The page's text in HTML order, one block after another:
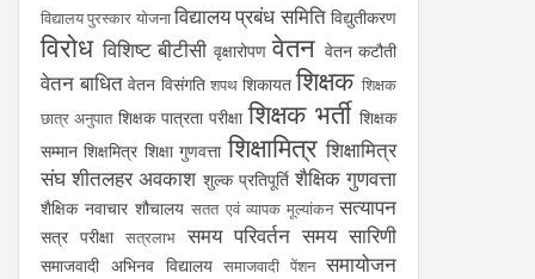
विद्यालय पुरस्कार योजनाविद्यालय प्रबंध समिति विद्युतीकरण
विरोध विशिष्ट बीटीसी वृक्षारोपण वेतन वेतन कटौती
वेतन बाधित वेतन विसंगति शपथ शिकायत शिक्षक शिक्षक
छात्र अनुपात शिक्षक पात्रता परीक्षा शिक्षक भर्ती शिक्षक
सम्मान शिक्षमित्र शिक्षा गुणवत्ता शिक्षामित्र शिक्षामित्र
संघ शीतलहर अवकाश शुल्क प्रतिपूर्ति शैक्षिक गुणवत्ता
शैक्षिक नवाचार शौचालय सतत एवं व्यापक मूल्यांकन सत्यापन
सत्र परीक्षा सत्रलाभ समय परिवर्तन समय सारिणी
समाजवादी अभिनव विद्यालय समाजवादी पेंशन समायोजन